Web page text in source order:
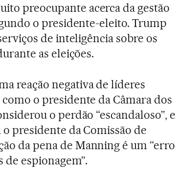
preocupante acerca da gestão
o presidente-eleito. Trump
de inteligência sobre os
as eleições.
reação negativa de líderes
o presidente da Câmara dos
o perdão “escandaloso”, e
presidente da Comissão de
da pena de Manning é um “erro
de espionagem”.